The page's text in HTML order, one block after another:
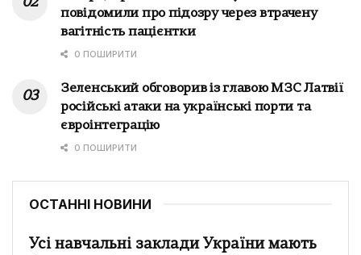
повідомили про підозру через втрачену
вагітність пацієнтки
0 ПОШИРИТИ
Зеленський обговорив із главою МЗС Латвії
російські атаки на українські порти та
євроінтеграцію
0 ПОШИРИТИ
ОСТАННІ НОВИНИ
Усі навчальні заклади України мають